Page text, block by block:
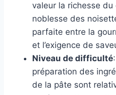
valeur la richesse
noblesse des
parfaite entre la
et l’exigence de
Niveau de difficulté
préparation des
de la pâte sont